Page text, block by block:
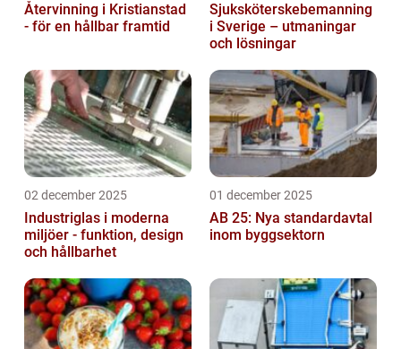
Återvinning i Kristianstad
- för en hållbar framtid
Sjuksköterskebemanning
i Sverige – utmaningar
och lösningar
02 december 2025
Industriglas i moderna
miljöer - funktion, design
och hållbarhet
01 december 2025
AB 25: Nya standardavtal
inom byggsektorn